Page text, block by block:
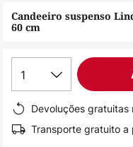
Galeria
de
imagens
Candeeiro suspenso
60 cm
1
Devoluções
Transporte gratuito